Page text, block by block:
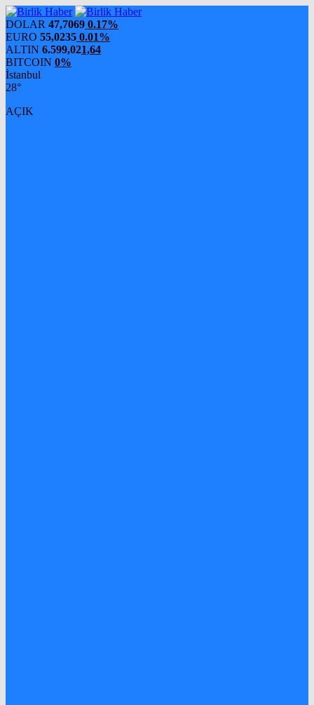
DOLAR 47,7069 0.17%
EURO 55,0235 0.01%
ALTIN 6.599,021,64
BITCOIN 0%
İstanbul
28°
AÇIK